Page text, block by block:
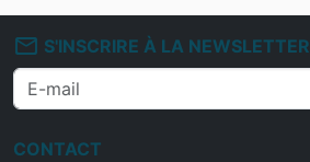
mail_outline S'INSCRIRE À LA NEWSLETTER
CONTACT